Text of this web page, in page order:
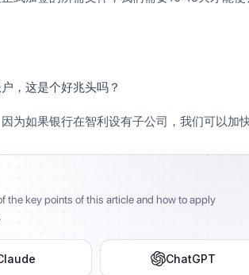
，这是个好兆头吗？
为如果银行在智利设有子公司，我们可以加
the key points of this article and how to apply
ChatGPT